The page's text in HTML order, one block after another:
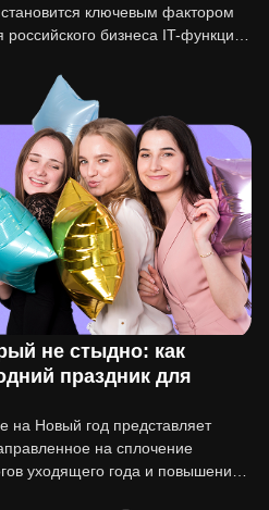
ключевым фактором
российского бизнеса IT-функция
Она напрямую влияет на
не стыдно: как
праздник для
на Новый год представляет
на сплочение
уходящего года и повышение
такого праздника…